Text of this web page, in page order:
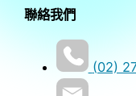
聯絡我們
(02)